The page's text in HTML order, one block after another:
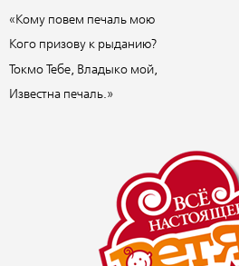
«Кому повем печаль мою
Кого призову к рыданию?
Токмо Тебе, Владыко мой,
Известна печаль.»